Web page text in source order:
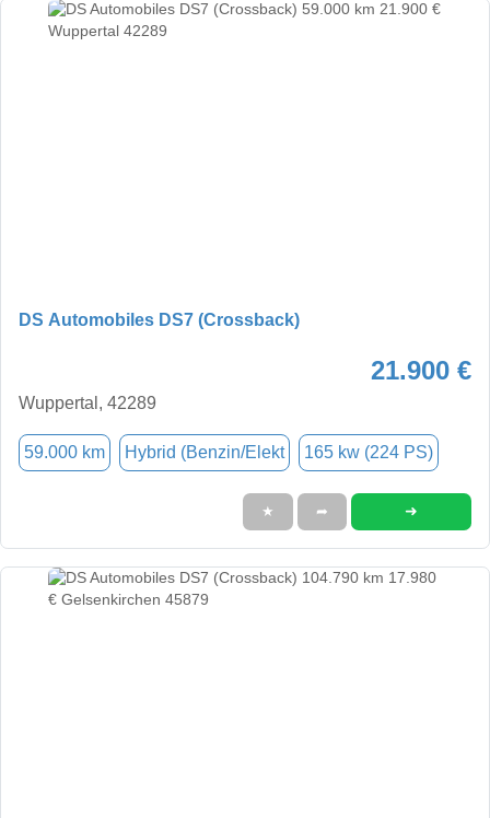
DS Automobiles DS7 (Crossback)
21.900 €
Wuppertal, 42289
59.000 km Hybrid (Benzin/Elekt 165 kw (224 PS)
★ ➦ ➜